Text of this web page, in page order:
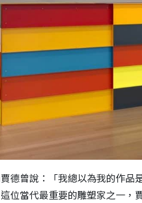
德曾說：「我總以為我的作品
位當代最重要的雕塑家之一，